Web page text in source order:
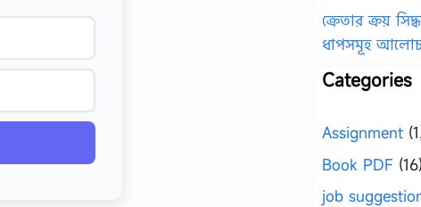
ক্রেতার ক্রয়
ধাপসমূহ
Categories
Assignment
Book PDF (16)
job